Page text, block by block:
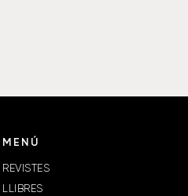
MENÚ
REVISTES
LLIBRES